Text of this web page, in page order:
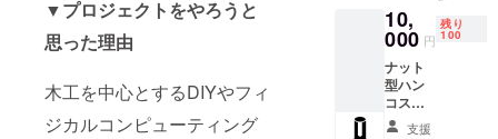
▼プロジェクトをやろうと
思った理由
木工を中心とするDIYやフィ
ジカルコンピューティング
す。 絶
妙なバ
ランス
でペン
をホー
ルドし
ます。
10,
000 円
残り
100
ナット
型ハン
コスタ
ンド支援